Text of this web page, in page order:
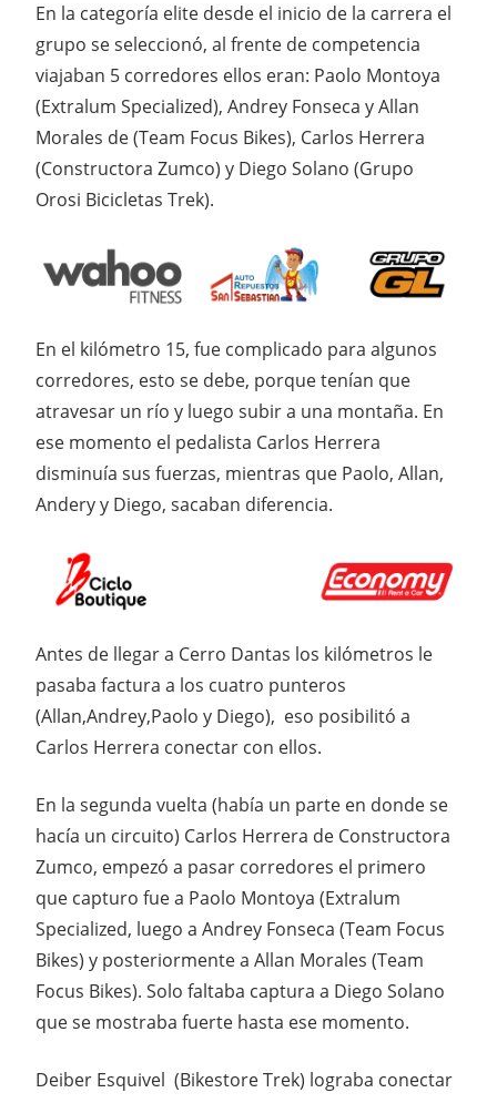
En la categoría elite desde el inicio de la carrera el
grupo se seleccionó, al frente de competencia
viajaban 5 corredores ellos eran: Paolo Montoya
(Extralum Specialized), Andrey Fonseca y Allan
Morales de (Team Focus Bikes), Carlos Herrera
(Constructora Zumco) y Diego Solano (Grupo
Orosi Bicicletas Trek).
En el kilómetro 15, fue complicado para algunos
corredores, esto se debe, porque tenían que
atravesar un río y luego subir a una montaña. En
ese momento el pedalista Carlos Herrera
disminuía sus fuerzas, mientras que Paolo, Allan,
Andery y Diego, sacaban diferencia.
Antes de llegar a Cerro Dantas los kilómetros le
pasaba factura a los cuatro punteros
(Allan,Andrey,Paolo y Diego), eso posibilitó a
Carlos Herrera conectar con ellos.
En la segunda vuelta (había un parte en donde se
hacía un circuito) Carlos Herrera de Constructora
Zumco, empezó a pasar corredores el primero
que capturo fue a Paolo Montoya (Extralum
Specialized, luego a Andrey Fonseca (Team Focus
Bikes) y posteriormente a Allan Morales (Team
Focus Bikes). Solo faltaba captura a Diego Solano
que se mostraba fuerte hasta ese momento.
Deiber Esquivel (Bikestore Trek) lograba conectar